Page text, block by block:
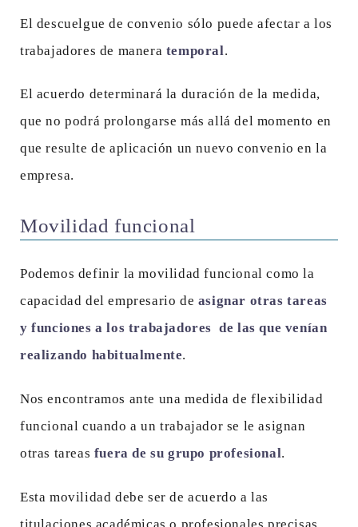
El descuelgue de convenio sólo puede afectar a los
trabajadores de manera temporal.
El acuerdo determinará la duración de la medida,
que no podrá prolongarse más allá del momento en
que resulte de aplicación un nuevo convenio en la
empresa.
Movilidad funcional
Podemos definir la movilidad funcional como la
capacidad del empresario de asignar otras tareas
y funciones a los trabajadores de las que venían
realizando habitualmente.
Nos encontramos ante una medida de flexibilidad
funcional cuando a un trabajador se le asignan
otras tareas fuera de su grupo profesional.
Esta movilidad debe ser de acuerdo a las